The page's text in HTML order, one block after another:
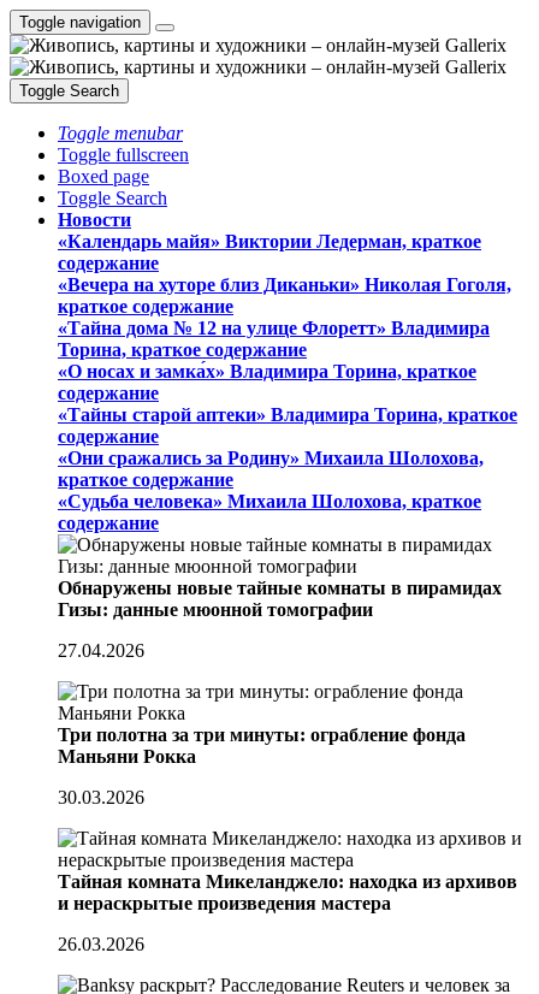
Toggle navigation
Toggle Search
Toggle menubar
Toggle fullscreen
Boxed page
Toggle Search
Новости
«Календарь майя» Виктории Ледерман, краткое
содержание
«Вечера на хуторе близ Диканьки» Николая Гоголя,
краткое содержание
«Тайна дома № 12 на улице Флоретт» Владимира
Торина, краткое содержание
«О носах и замка́х» Владимира Торина, краткое
содержание
«Тайны старой аптеки» Владимира Торина, краткое
содержание
«Они сражались за Родину» Михаила Шолохова,
краткое содержание
«Судьба человека» Михаила Шолохова, краткое
содержание
Обнаружены новые тайные комнаты в пирамидах
Гизы: данные мюонной томографии
27.04.2026
Три полотна за три минуты: ограбление фонда
Маньяни Рокка
30.03.2026
Тайная комната Микеланджело: находка из архивов
и нераскрытые произведения мастера
26.03.2026